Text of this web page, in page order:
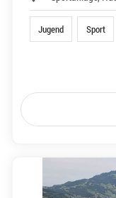
Jugend Sport